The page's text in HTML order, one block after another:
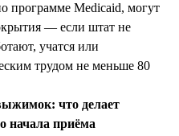
программе Medicaid, могут
— если штат не
учатся или
трудом не меньше 80
что делает
начала приёма